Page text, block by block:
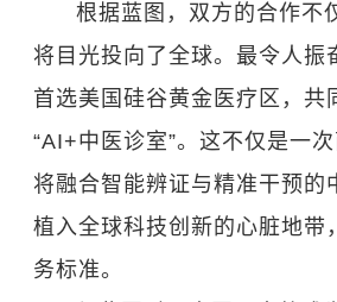
根据蓝图，双方的合作不
将目光投向了全球。最令人振
首选美国硅谷黄金医疗区，共
“AI+中医诊室”。这不仅是一
将融合智能辨证与精准干预的
植入全球科技创新的心脏地带
务标准。